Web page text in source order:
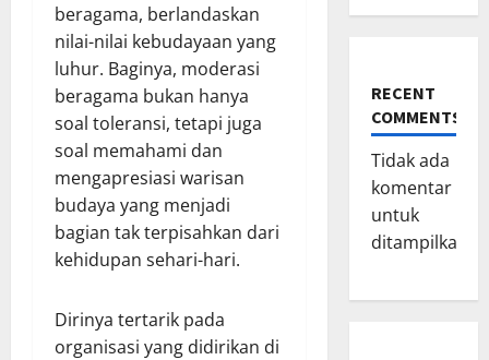
beragama, berlandaskan
nilai-nilai kebudayaan yang
luhur. Baginya, moderasi
beragama bukan hanya
soal toleransi, tetapi juga
soal memahami dan
mengapresiasi warisan
budaya yang menjadi
bagian tak terpisahkan dari
kehidupan sehari-hari.
Dirinya tertarik pada
organisasi yang didirikan di
RECENT
COMMENTS
Tidak ada
komentar
untuk
ditampilkan.